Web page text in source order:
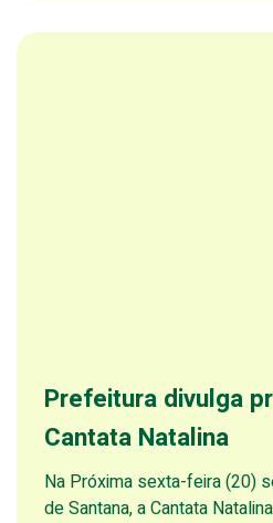
Prefeitura divulga
Cantata Natalina
Na Próxima sexta-feira (20)
de Santana, a Cantata